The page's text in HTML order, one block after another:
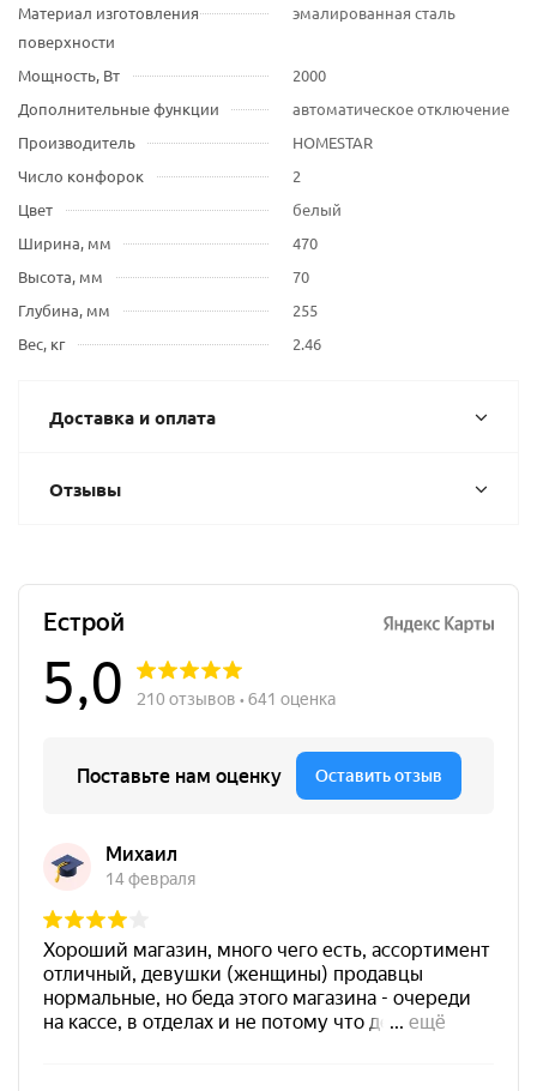
Материал изготовления
поверхности
эмалированная сталь
Мощность, Вт
2000
Дополнительные функции
автоматическое отключение
Производитель
HOMESTAR
Число конфорок
2
Цвет
белый
Ширина, мм
470
Высота, мм
70
Глубина, мм
255
Вес, кг
2.46
Доставка и оплата
Отзывы